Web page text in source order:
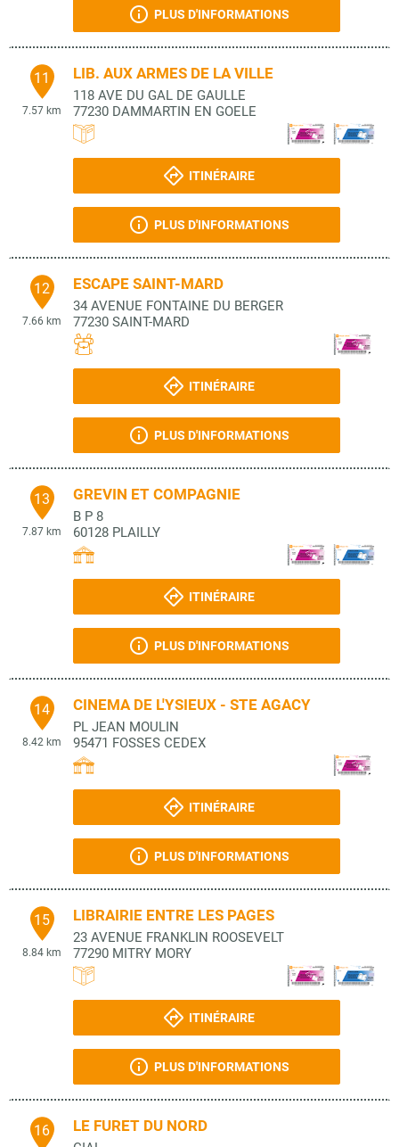
PLUS D'INFORMATIONS
11
7.57 km
LIB. AUX ARMES DE LA VILLE
118 AVE DU GAL DE GAULLE
77230 DAMMARTIN EN GOELE
ITINÉRAIRE
PLUS D'INFORMATIONS
12
7.66 km
ESCAPE SAINT-MARD
34 AVENUE FONTAINE DU BERGER
77230 SAINT-MARD
ITINÉRAIRE
PLUS D'INFORMATIONS
13
7.87 km
GREVIN ET COMPAGNIE
B P 8
60128 PLAILLY
ITINÉRAIRE
PLUS D'INFORMATIONS
14
8.42 km
CINEMA DE L'YSIEUX - STE AGACY
PL JEAN MOULIN
95471 FOSSES CEDEX
ITINÉRAIRE
PLUS D'INFORMATIONS
15
8.84 km
LIBRAIRIE ENTRE LES PAGES
23 AVENUE FRANKLIN ROOSEVELT
77290 MITRY MORY
ITINÉRAIRE
PLUS D'INFORMATIONS
16 LE FURET DU NORD